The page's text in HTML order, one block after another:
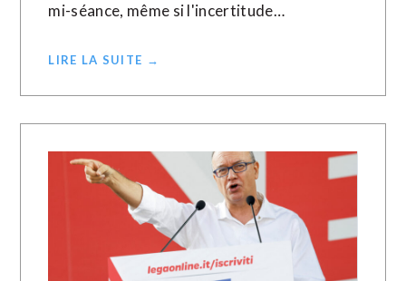
mi-séance, même si l'incertitude…
LIRE LA SUITE →